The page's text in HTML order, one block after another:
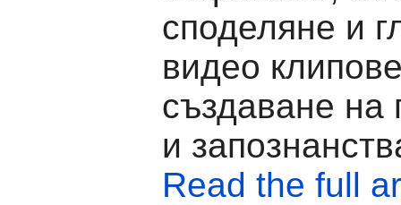
споделяне и
видео
създаване на
и
Read the full